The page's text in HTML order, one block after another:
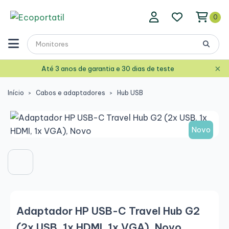
0
Até 3 anos de garantia e 30 dias de teste ×
Início Cabos e adaptadores Hub USB
Novo
Adaptador HP USB-C Travel Hub G2